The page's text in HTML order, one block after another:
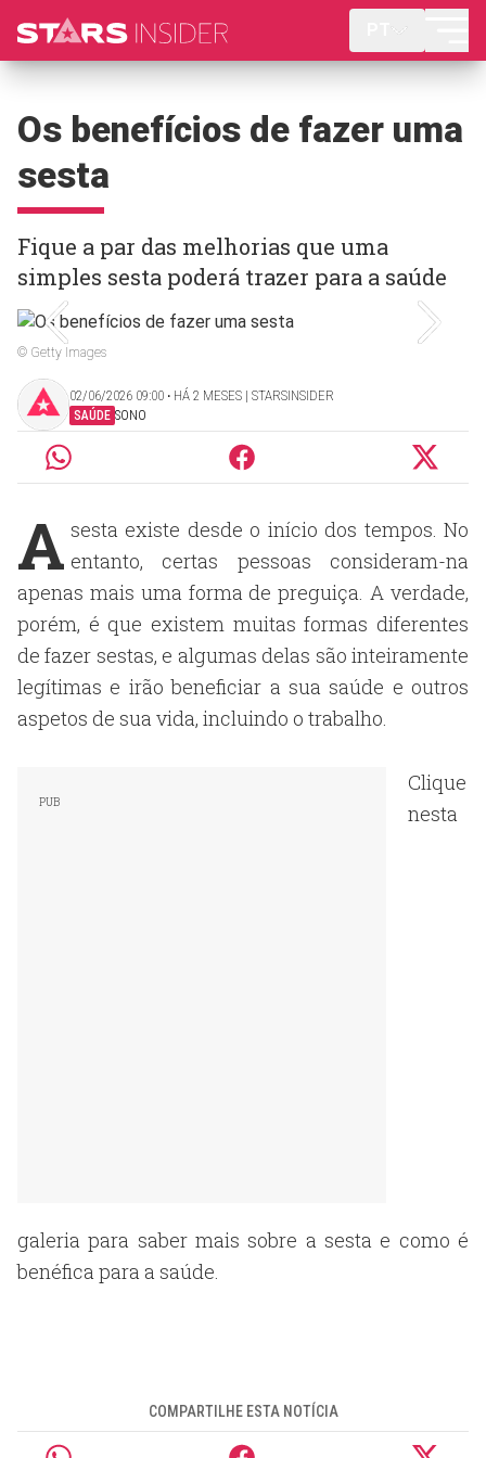
Os benefícios de fazer uma
sesta
Fique a par das melhorias que uma
simples sesta poderá trazer para a saúde
© Getty Images
02/06/2026 09:00 ‧ HÁ 2 MESES | STARSINSIDER
SAÚDE SONO
A sesta existe desde o início dos tempos. No
entanto, certas pessoas consideram-na
apenas mais uma forma de preguiça. A verdade,
porém, é que existem muitas formas diferentes
de fazer sestas, e algumas delas são inteiramente
legítimas e irão beneficiar a sua saúde e outros
aspetos de sua vida, incluindo o trabalho.
Clique
nesta
galeria para saber mais sobre a sesta e como é
benéfica para a saúde.
COMPARTILHE ESTA NOTÍCIA